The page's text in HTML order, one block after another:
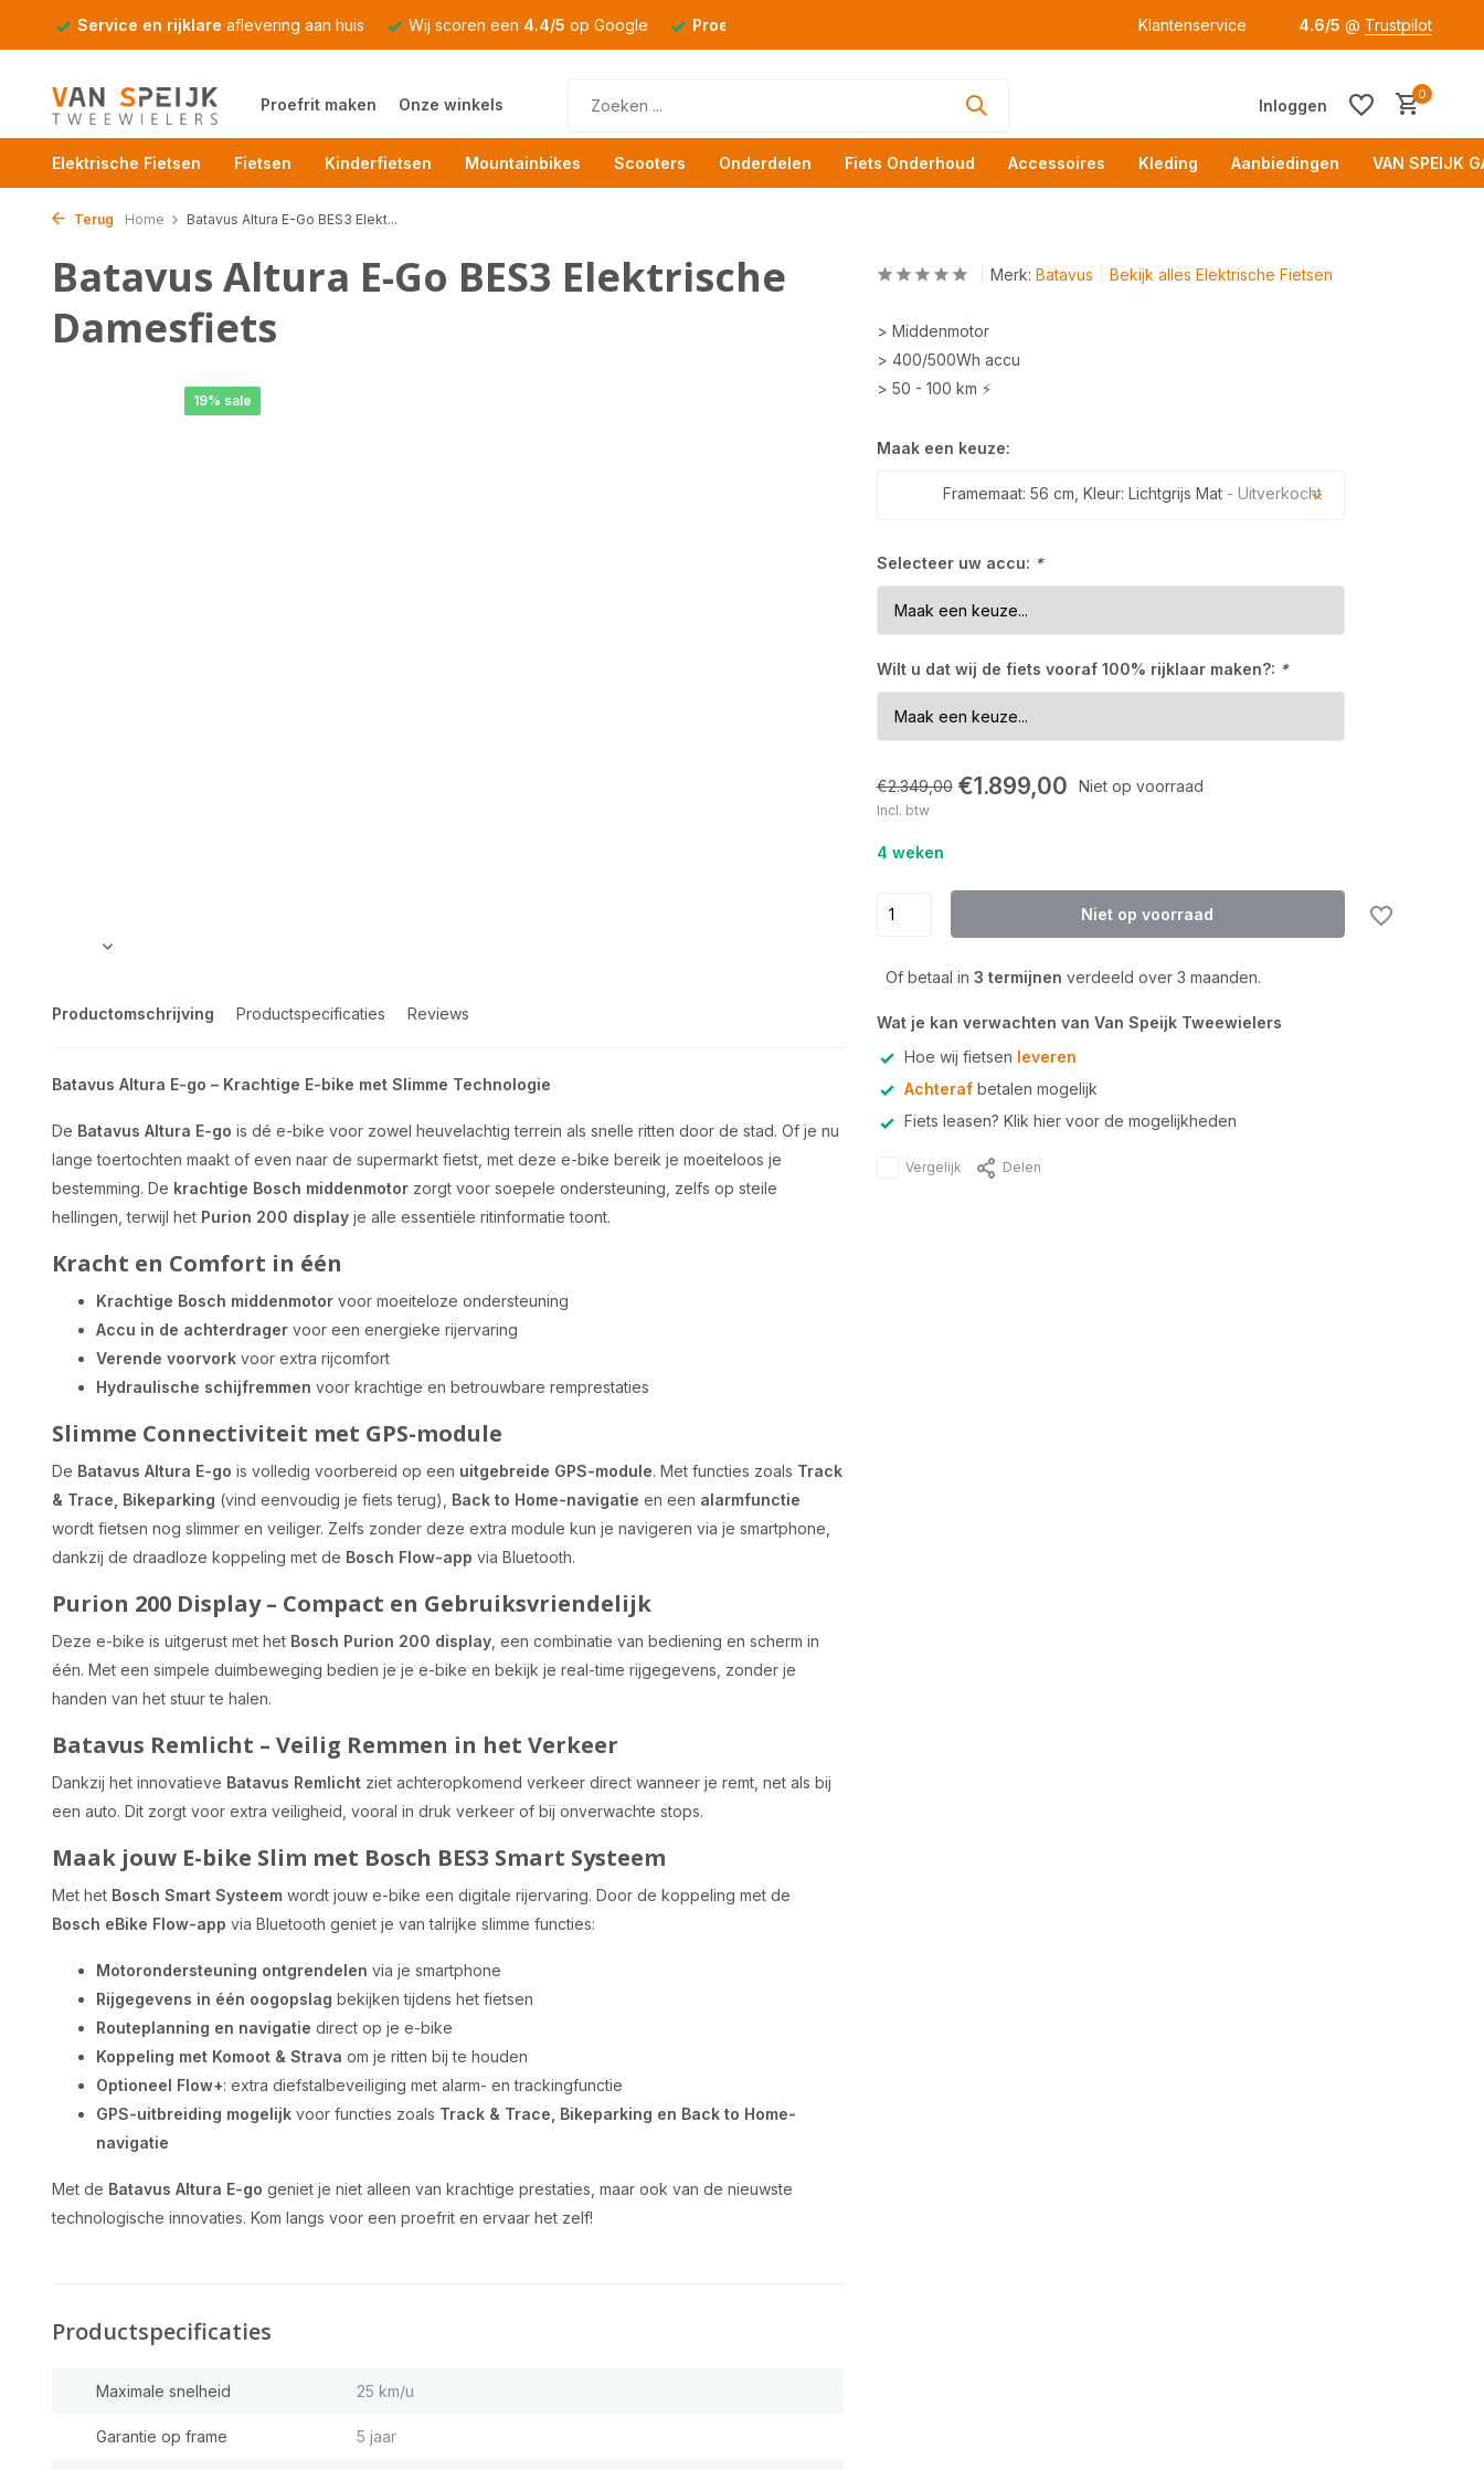
Service en rijklare aflevering aan huis Wij scoren een 4.4/5 op Google Proefrit Klantenservice 4.6/5 @ Trustpilot
Proefrit maken Onze winkels Inloggen
0
Elektrische Fietsen Fietsen Kinderfietsen Mountainbikes Scooters Onderdelen Fiets Onderhoud Accessoires Kleding Aanbiedingen VAN SPEIJK
Terug Home Batavus Altura E-Go BES3 Elekt...
Batavus Altura E-Go BES3 Elektrische
Damesfiets
19% sale
Productomschrijving Productspecificaties Reviews
Batavus Altura E-go – Krachtige E-bike met Slimme Technologie
De Batavus Altura E-go is dé e-bike voor zowel heuvelachtig terrein als snelle ritten door de stad. Of je nu
lange toertochten maakt of even naar de supermarkt fietst, met deze e-bike bereik je moeiteloos je
bestemming. De krachtige Bosch middenmotor zorgt voor soepele ondersteuning, zelfs op steile
hellingen, terwijl het Purion 200 display je alle essentiële ritinformatie toont.
Kracht en Comfort in één
Krachtige Bosch middenmotor voor moeiteloze ondersteuning
Accu in de achterdrager voor een energieke rijervaring
Verende voorvork voor extra rijcomfort
Hydraulische schijfremmen voor krachtige en betrouwbare remprestaties
Slimme Connectiviteit met GPS-module
De Batavus Altura E-go is volledig voorbereid op een uitgebreide GPS-module. Met functies zoals Track
& Trace, Bikeparking (vind eenvoudig je fiets terug), Back to Home-navigatie en een alarmfunctie
wordt fietsen nog slimmer en veiliger. Zelfs zonder deze extra module kun je navigeren via je smartphone,
dankzij de draadloze koppeling met de Bosch Flow-app via Bluetooth.
Purion 200 Display – Compact en Gebruiksvriendelijk
Deze e-bike is uitgerust met het Bosch Purion 200 display , een combinatie van bediening en scherm in
één. Met een simpele duimbeweging bedien je je e-bike en bekijk je real-time rijgegevens, zonder je
handen van het stuur te halen.
Batavus Remlicht – Veilig Remmen in het Verkeer
Dankzij het innovatieve Batavus Remlicht ziet achteropkomend verkeer direct wanneer je remt, net als bij
een auto. Dit zorgt voor extra veiligheid, vooral in druk verkeer of bij onverwachte stops.
Maak jouw E-bike Slim met Bosch BES3 Smart Systeem
Met het Bosch Smart Systeem wordt jouw e-bike een digitale rijervaring. Door de koppeling met de
Bosch eBike Flow-app via Bluetooth geniet je van talrijke slimme functies:
Motorondersteuning ontgrendelen via je smartphone
Rijgegevens in één oogopslag bekijken tijdens het fietsen
Routeplanning en navigatie direct op je e-bike
Koppeling met Komoot & Strava om je ritten bij te houden
Optioneel Flow+: extra diefstalbeveiliging met alarm- en trackingfunctie
GPS-uitbreiding mogelijk voor functies zoals Track & Trace, Bikeparking en Back to Home-
navigatie
Met de Batavus Altura E-go geniet je niet alleen van krachtige prestaties, maar ook van de nieuwste
technologische innovaties. Kom langs voor een proefrit en ervaar het zelf!
Productspecificaties
Maximale snelheid 25 km/u
Garantie op frame 5 jaar
Merk: Batavus Bekijk alles Elektrische Fietsen
> Middenmotor
> 400/500Wh accu
> 50 - 100 km ⚡
Maak een keuze:
Framemaat: 56 cm, Kleur: Lichtgrijs Mat- Uitverkocht
Selecteer uw accu: *
Wilt u dat wij de fiets vooraf 100% rijklaar maken?: *
€2.349,00 €1.899,00 Niet op voorraad
Incl. btw
4 weken
Niet op voorraad
Of betaal in 3 termijnen verdeeld over 3 maanden.
Wat je kan verwachten van Van Speijk Tweewielers
Hoe wij fietsen leveren
Achterafbetalen mogelijk
Fiets leasen? Klik hier voor de mogelijkheden
Vergelijk Delen